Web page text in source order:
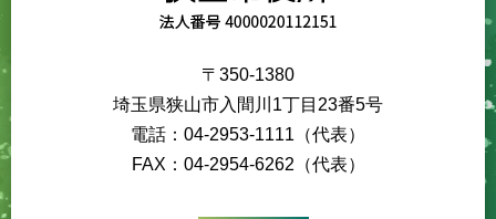
〒350-1380
埼玉県狭山市入間川1丁目23番5号
電話：04-2953-1111（代表）
FAX：04-2954-6262（代表）